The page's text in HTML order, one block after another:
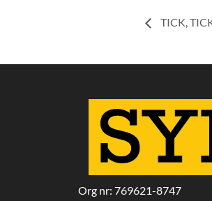
TICK,
Org nr: 769621-8747